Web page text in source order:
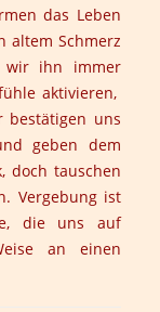
das Leben
altem Schmerz
wir ihn immer
aktivieren,
bestätigen uns
geben dem
doch tauschen
Vergebung ist
die uns auf
an einen